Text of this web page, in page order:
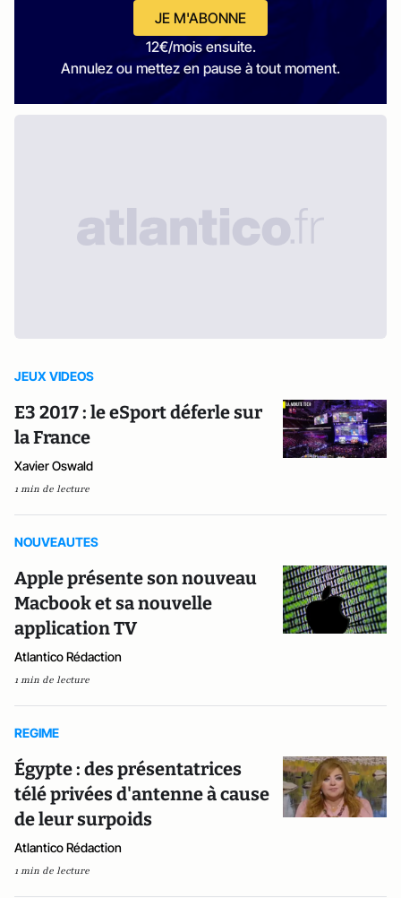
JE M'ABONNE
12€/mois ensuite.
Annulez ou mettez en pause à tout moment.
JEUX VIDEOS
E3 2017 : le eSport déferle sur
la France
Xavier Oswald
1 min de lecture
NOUVEAUTES
Apple présente son nouveau
Macbook et sa nouvelle
application TV
Atlantico Rédaction
1 min de lecture
REGIME
Égypte : des présentatrices
télé privées d'antenne à cause
de leur surpoids
Atlantico Rédaction
1 min de lecture